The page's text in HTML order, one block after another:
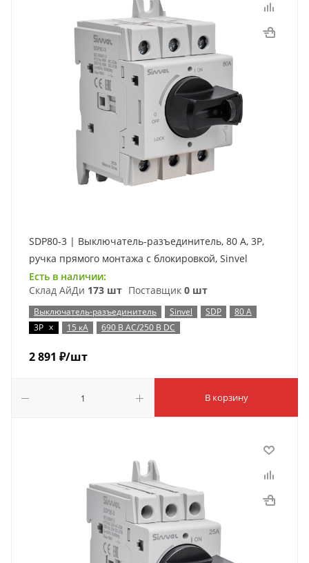
SDP80-3 | Выключатель-разъединитель, 80 А, 3Р,
ручка прямого монтажа с блокировкой, Sinvel
Есть в наличии:
Склад АйДи 173 шт Поставщик 0 шт
Выключатель-разъединитель Sinvel SDP
80 А
3P x 15 кА 690 В AC/250 В DC
2 891 ₽/шт
В корзину